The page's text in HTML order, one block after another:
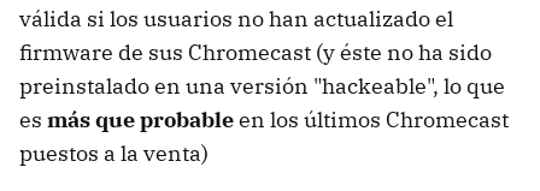
válida si los usuarios no han actualizado el
firmware de sus Chromecast (y éste no ha sido
preinstalado en una versión "hackeable", lo que
es más que probableen los últimos Chromecast
puestos a la venta)